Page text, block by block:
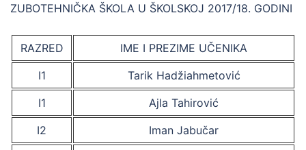
ZUBOTEHNIČKA ŠKOLA U ŠKOLSKOJ 2017/18. GODINI
RAZRED
IME I PREZIME UČENIKA
I1
Tarik Hadžiahmetović
I1
Ajla Tahirović
I2
Iman Jabučar